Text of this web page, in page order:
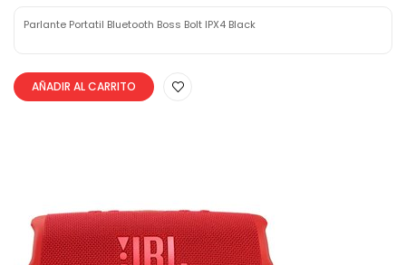
Parlante Portatil Bluetooth Boss Bolt IPX4 Black
AÑADIR AL CARRITO